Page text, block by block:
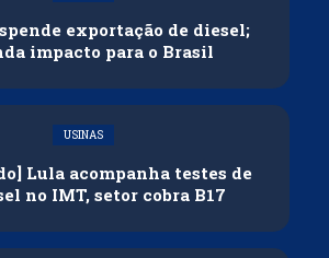
exportação de diesel;
impacto para o Brasil
USINAS
Lula acompanha testes de
no IMT, setor cobra B17